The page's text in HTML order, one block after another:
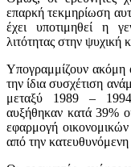
επαρκή τεκμηρίωση
έχει υποτιμηθεί η
λιτότητας στην
Υπογραμμίζουν ακόμη
την ίδια συσχέτιση
μεταξύ 1989 –
αυξήθηκαν κατά 39%
εφαρμογή
από την